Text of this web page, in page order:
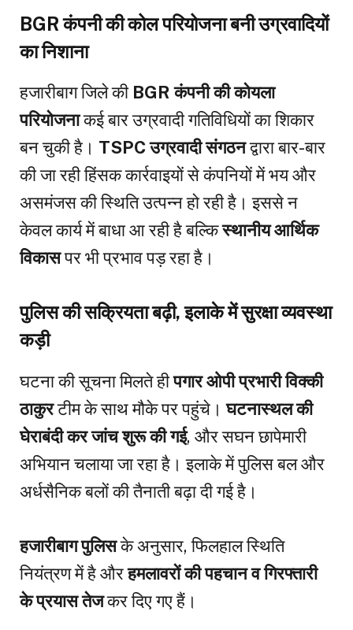
BGR कंपनी की कोल परियोजना बनी उग्रवादियों
का निशाना
हजारीबाग जिले की BGR कंपनी की कोयला
परियोजनाकई बार उग्रवादी गतिविधियों का शिकार
बन चुकी है। TSPC उग्रवादी संगठनद्वारा बार-बार
की जा रही हिंसक कार्रवाइयों से कंपनियों में भय और
असमंजस की स्थिति उत्पन्न हो रही है। इससे न
केवल कार्य में बाधा आ रही है बल्किस्थानीय आर्थिक
विकासपर भी प्रभाव पड़ रहा है।
पुलिस की सक्रियता बढ़ी, इलाके में सुरक्षा व्यवस्था
कड़ी
घटना की सूचना मिलते हीपगार ओपी प्रभारी विक्की
ठाकुरटीम के साथ मौके पर पहुंचे।घटनास्थल की
घेराबंदी कर जांच शुरू की गई, और सघन छापेमारी
अभियान चलाया जा रहा है। इलाके में पुलिस बल और
अर्धसैनिक बलों की तैनाती बढ़ा दी गई है।
हजारीबाग पुलिसके अनुसार, फिलहाल स्थिति
नियंत्रण में है औरहमलावरों की पहचान व गिरफ्तारी
के प्रयास तेजकर दिए गए हैं।